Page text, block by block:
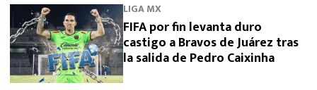
LIGA MX
FIFA por fin levanta duro
castigo a Bravos de Juárez tras
la salida de Pedro Caixinha